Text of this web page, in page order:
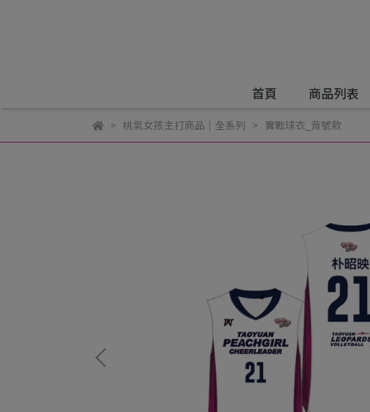
首頁 商品列表
桃氣女孩主打商品｜全系列 實戰球衣_背號款